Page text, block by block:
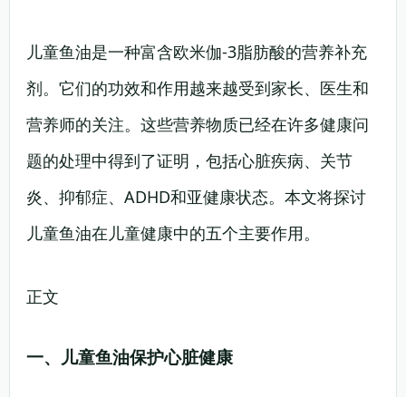
儿童鱼油是一种富含欧米伽-3脂肪酸的营养补充
剂。它们的功效和作用越来越受到家长、医生和
营养师的关注。这些营养物质已经在许多健康问
题的处理中得到了证明，包括心脏疾病、关节
炎、抑郁症、ADHD和亚健康状态。本文将探讨
儿童鱼油在儿童健康中的五个主要作用。
正文
一、儿童鱼油保护心脏健康